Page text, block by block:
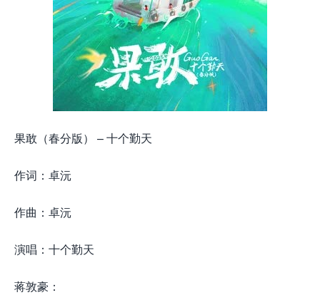
果敢（春分版） – 十个勤天
作词：卓沅
作曲：卓沅
演唱：十个勤天
蒋敦豪：